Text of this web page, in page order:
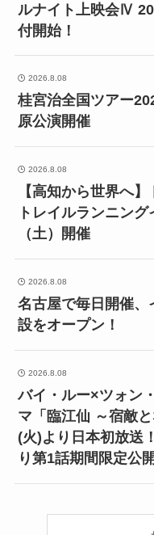
ルナイト上映会Ⅳ
付開始！
2026.8.08
桂宮治全国ツアー
原公演開催
2026.8.08
【高知から世界へ
トレイルランニン
（土）開催
2026.8.08
名古屋で毎日開催
設をオープン！
2026.8.08
バイ・ルー×ツォン
マ「臨江仙 ～宿敵
(火)より日本初放送
り第1話期間限定公